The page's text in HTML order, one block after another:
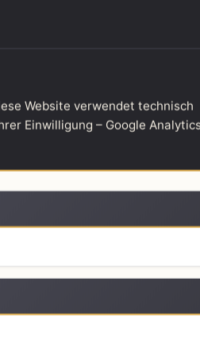
für
Website verwendet technisch
Einwilligung – Google